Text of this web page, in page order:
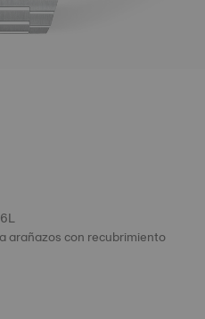
arañazos con recubrimiento